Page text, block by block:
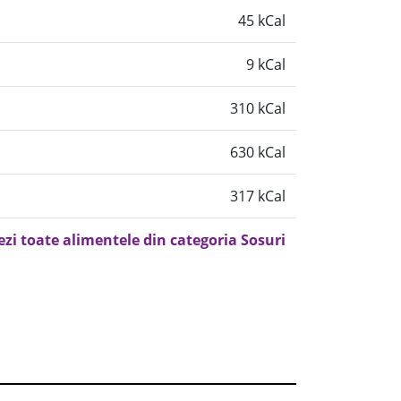
45 kCal
9 kCal
310 kCal
630 kCal
317 kCal
toate alimentele din categoria Sosuri